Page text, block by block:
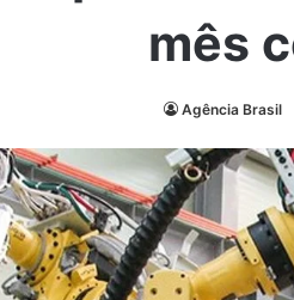
mês
Agência Brasil